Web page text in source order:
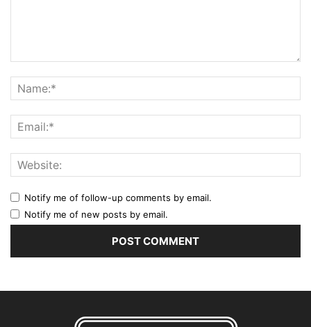
Notify me of follow-up comments by email.
Notify me of new posts by email.